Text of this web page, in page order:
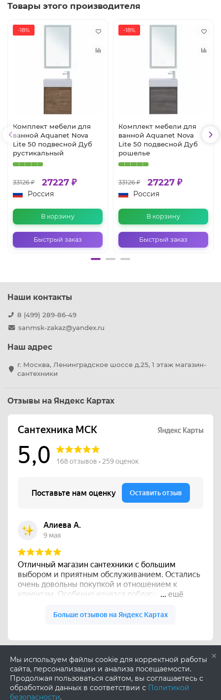
×
Мы используем файлы cookie для корректной работы
сайта, персонализации и анализа посещаемости.
Продолжая пользоваться сайтом, вы соглашаетесь с
обработкой данных в соответствии с Политикой
безопасности.
Товары этого производителя
-18%
Комплект мебели для
ванной Aquanet Nova
Lite 50 подвесной Дуб
рустикальный
33126 ₽ 27227 ₽
Россия
В корзину
Быстрый заказ
-18%
Комплект мебели для
ванной Aquanet Nova
Lite 50 подвесной Дуб
рошелье
33126 ₽ 27227 ₽
Россия
В корзину
Быстрый заказ
Наши контакты
8 (499) 289-86-49
sanmsk-zakaz@yandex.ru
Наш адрес
г. Москва, Ленинградское шоссе д.25, 1 этаж магазин-
сантехники
Отзывы на Яндекс Картах